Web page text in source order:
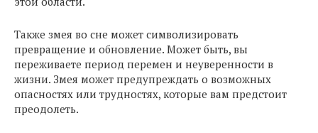
Также змея во сне может символизировать
превращение и обновление. Может быть, вы
переживаете период перемен и неуверенности в
жизни. Змея может предупреждать о возможных
опасностях или трудностях, которые вам предстоит
преодолеть.